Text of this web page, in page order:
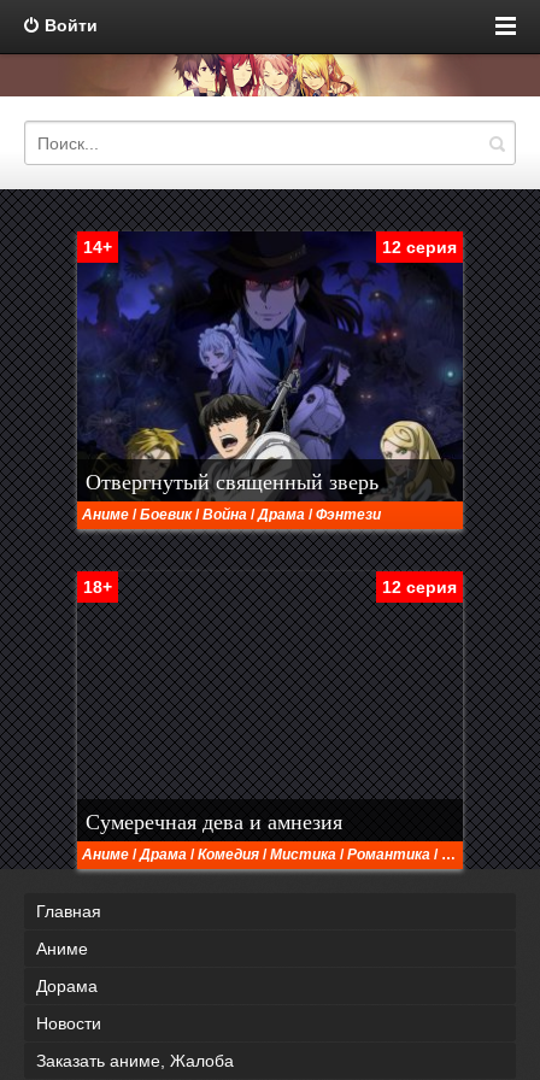
Войти
12 серия
14+
Отвергнутый священный зверь
Аниме /Боевик/Война /Драма /Фэнтези
12 серия
18+
Сумеречная дева и амнезия
Аниме /Драма /Комедия /Мистика /Романтика / Сёнэн/
Главная
Аниме
Дорама
Новости
Заказать аниме, Жалоба